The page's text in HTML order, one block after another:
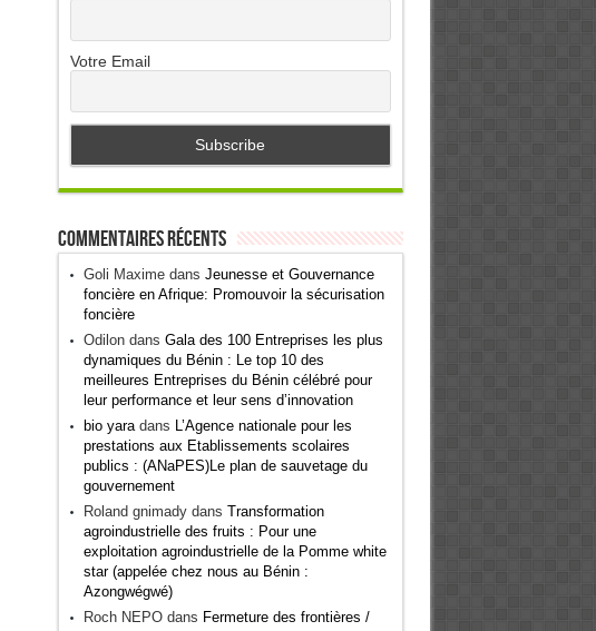
Votre Email
Commentaires récents
Goli Maximedans Jeunesse et Gouvernance
foncière en Afrique: Promouvoir la sécurisation
foncière
Odilondans Gala des 100 Entreprises les plus
dynamiques du Bénin : Le top 10 des
meilleures Entreprises du Bénin célébré pour
leur performance et leur sens d’innovation
bio yaradans L’Agence nationale pour les
prestations aux Etablissements scolaires
publics : (ANaPES)Le plan de sauvetage du
gouvernement
Roland gnimadydans Transformation
agroindustrielle des fruits : Pour une
exploitation agroindustrielle de la Pomme white
star (appelée chez nous au Bénin :
Azongwégwé)
Roch NEPOdans Fermeture des frontières /